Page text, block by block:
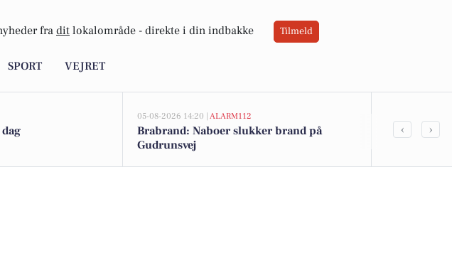
fra dit lokalområde - direkte i din indbakke Tilmeld
SPORT VEJRET
05-08-2026 14:20 | ALARM112
Brabrand: Naboer slukker brand på
Gudrunsvej
22-årig fra
‹ ›